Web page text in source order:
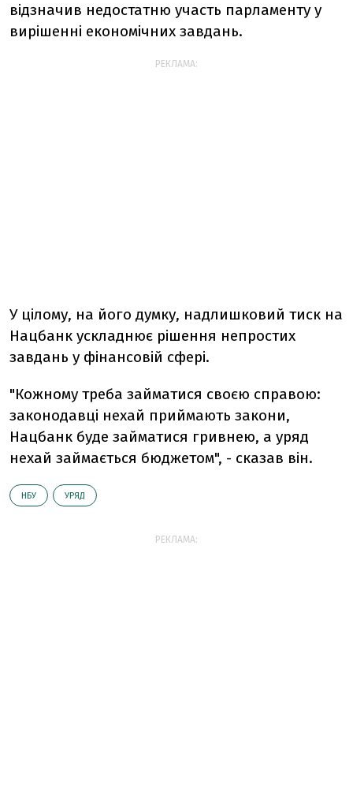
відзначив недостатню участь парламенту у
вирішенні економічних завдань.
РЕКЛАМА:
У цілому, на його думку, надлишковий тиск на
Нацбанк ускладнює рішення непростих
завдань у фінансовій сфері.
"Кожному треба займатися своєю справою:
законодавці нехай приймають закони,
Нацбанк буде займатися гривнею, а уряд
нехай займається бюджетом", - сказав він.
НБУ УРЯД
РЕКЛАМА: